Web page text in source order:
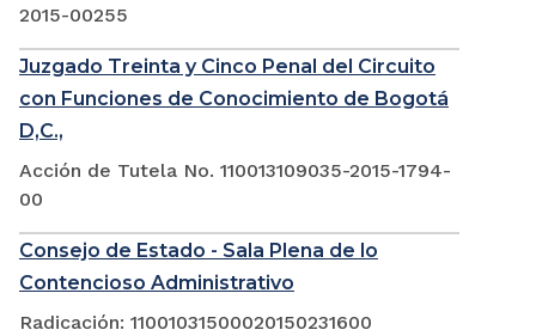
2015-00255
Juzgado Treinta y Cinco Penal del Circuito
con Funciones de Conocimiento de Bogotá
D,C.,
Acción de Tutela No. 110013109035-2015-1794-
00
Consejo de Estado - Sala Plena de lo
Contencioso Administrativo
Radicación: 11001031500020150231600